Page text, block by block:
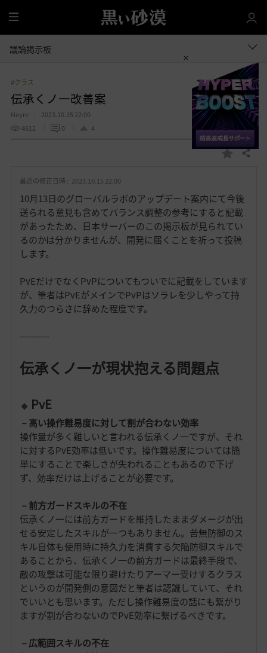
全
体
議論掲示板
#クラス
伝承くノ一改善案
Neyre
2023.10.15 22:00
4612
0 4
お
入
り
共有する
最近の修正日時 : 2023.10.15 22:00
10月13日のグローバルラボのアップデート案内にて今後
送られる意見も含めてバランス調整の参考にすると記載
があったため、日本サーバーのこの掲示板が見られてい
るのかは分かりませんが、開発に届くことを祈って投稿
します。
PvEだけでなくPvPについてもついでに記載をしています
が、筆者はPvEがメインでPvPはソラレを少しやって持
久力のつらさに辞めた程度です。
----------
伝承くノ一が現状抱える問題点
PvE
－高い操作難易度に対して割が合わない効率
操作量が多く難しいと言われる伝承くノ一ですが、それ
に対するPvE効率は低いです。操作難易度については簡
単にすることで楽しさが失われることもあるので下げ
ず、効率だけは上げることが必要です。
－前方ガードスキルの不在
伝承くノ一には前方ガードを維持したままダメージが出
せる安定したスキルが一つもありません。苦無防御のス
キル自体も使用時に持久力を消費する欠陥防御スキルで
あることから、伝承くノ一の前方ガードは最終手段で、
敵の攻撃は可能な限り避けたりアーマー受けするクラス
というのが開発側の意図だと筆者は認識していて、それ
でいいとも思います。ただし操作難易度の話にも繋がり
ますが割が合わないのでPvE効率に繋げるべきです。
－広範囲スキルの不在